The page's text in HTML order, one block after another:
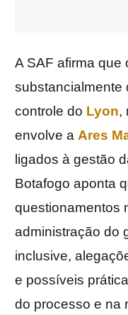
A SAF afirma que
substancialmente
controle do Lyon,
envolve a Ares
ligados à gestão
Botafogo aponta
questionamentos
administração do
inclusive,
e possíveis
do processo e na